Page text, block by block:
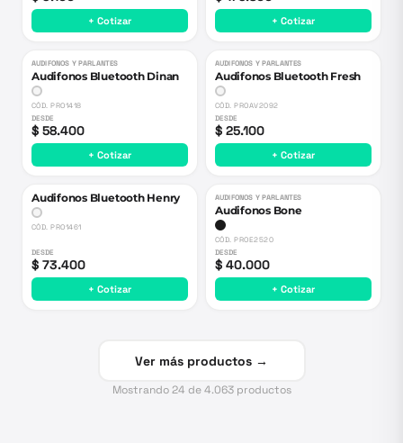
+ Cotizar + Cotizar
AUDIFONOS Y PARLANTES
Audifonos Bluetooth Dinan
CÓD.PRO1418
DESDE
$ 58.400
+ Cotizar
AUDIFONOS Y PARLANTES
Audifonos Bluetooth Fresh
CÓD.PROAV2092
DESDE
$ 25.100
+ Cotizar
Audifonos Bluetooth Henry
CÓD.PRO1461
DESDE
$ 73.400
+ Cotizar
AUDIFONOS Y PARLANTES
Audifonos Bone
CÓD.PROE2520
DESDE
$ 40.000
+ Cotizar
Ver más productos →
Mostrando24 de4.063productos